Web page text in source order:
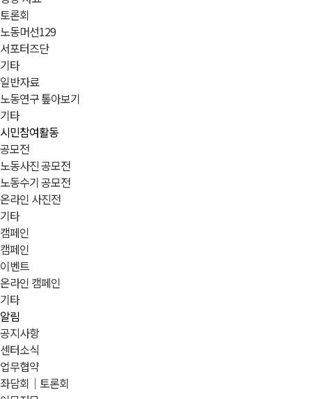
토론회
노동머선129
서포터즈단
기타
일반자료
노동연구 톺아보기
기타
시민참여활동
공모전
노동사진 공모전
노동수기 공모전
온라인 사진전
기타
캠페인
캠페인
이벤트
온라인 캠페인
기타
알림
공지사항
센터소식
업무협약
좌담회｜토론회